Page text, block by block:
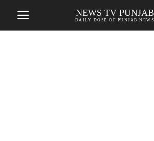
NEWS TV PUNJAB
DAILY DOSE OF PUNJAB NEWS